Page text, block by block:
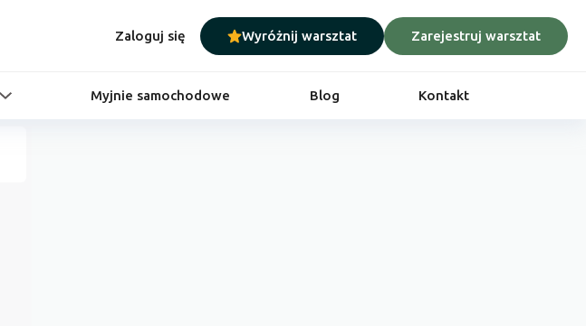
Zaloguj się Wyróżnij warsztat Zarejestruj warsztat
Myjnie samochodowe Blog Kontakt